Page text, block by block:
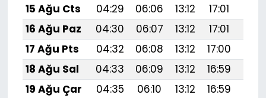
15 Ağu Cts
04:29 06:06 13:12 17:01
16 Ağu Paz
04:30 06:07 13:12 17:01
17 Ağu Pts
04:32 06:08 13:12 17:00
18 Ağu Sal
04:33 06:09 13:12 16:59
19 Ağu Çar
04:35 06:10 13:12 16:59